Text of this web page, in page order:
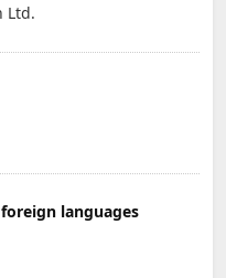
Ltd.
languages